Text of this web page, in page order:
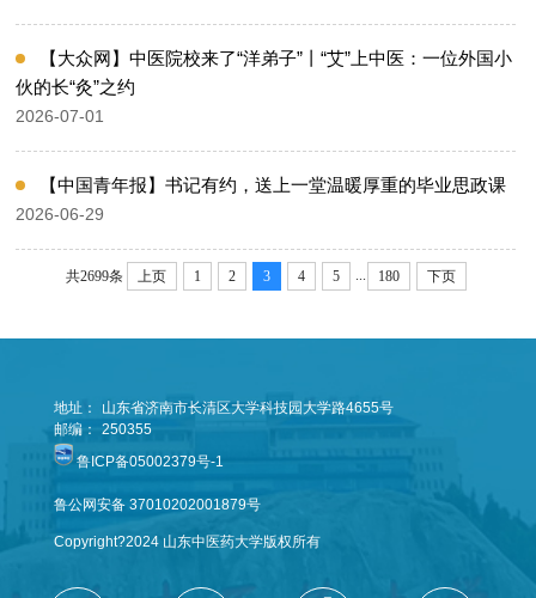
【大众网】中医院校来了“洋弟子”丨“艾”上中医：一位外国小
伙的长“灸”之约
2026-07-01
【中国青年报】书记有约，送上一堂温暖厚重的毕业思政课
2026-06-29
共2699条 上页 1 2 3 4 5 180 下页
地址：
山东省济南市长清区大学科技园大学路4655号
邮编：
250355
鲁ICP备05002379号-1
鲁公网安备 37010202001879号
Copyright?2024 山东中医药大学版权所有